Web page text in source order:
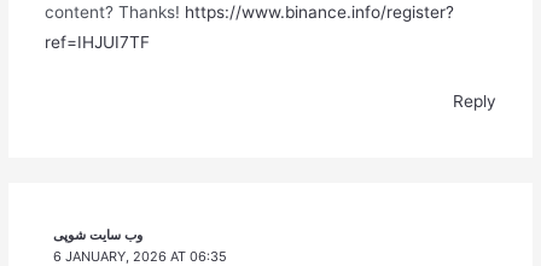
content? Thanks! https://www.binance.info/register?
ref=IHJUI7TF
Reply
وب سایت شوپی
6 JANUARY, 2026 AT 06:35